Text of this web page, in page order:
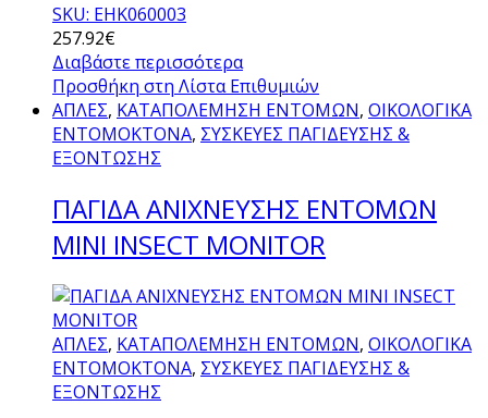
SKU: ΕΗΚ060003
257.92€
Διαβάστε περισσότερα
Προσθήκη στη Λίστα Επιθυμιών
ΑΠΛΕΣ, ΚΑΤΑΠΟΛΕΜΗΣΗ ΕΝΤΟΜΩΝ, ΟΙΚΟΛΟΓΙΚΑ
ΕΝΤΟΜΟΚΤΟΝΑ, ΣΥΣΚΕΥΕΣ ΠΑΓΙΔΕΥΣΗΣ &
ΕΞΟΝΤΩΣΗΣ
ΠΑΓΙΔΑ ΑΝΙΧΝΕΥΣΗΣ ΕΝΤΟΜΩΝ
MINI INSECT MONITOR
ΑΠΛΕΣ, ΚΑΤΑΠΟΛΕΜΗΣΗ ΕΝΤΟΜΩΝ, ΟΙΚΟΛΟΓΙΚΑ
ΕΝΤΟΜΟΚΤΟΝΑ, ΣΥΣΚΕΥΕΣ ΠΑΓΙΔΕΥΣΗΣ &
ΕΞΟΝΤΩΣΗΣ